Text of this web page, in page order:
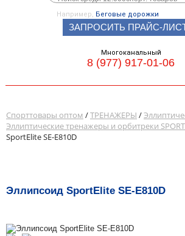
Например, Беговые дорожки
ЗАПРОСИТЬ ПРАЙС-
Многоканальный
8 (977) 917-01-06
Спорттовары оптом /ТРЕНАЖЕРЫ /
Эллиптические тренажеры и орбитреки SPORT
SportElite SE-E810D
Эллипсоид SportElite SE-E810D